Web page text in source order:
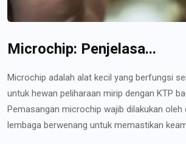
Microchip: Penjelasa...
Microchip adalah alat kecil yang berfungsi
untuk hewan peliharaan mirip dengan KTP
Pemasangan microchip wajib dilakukan
lembaga berwenang untuk memastikan